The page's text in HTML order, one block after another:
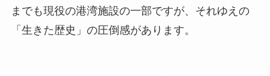
までも現役の港湾施設の一部ですが、それゆえの
「生きた歴史」の圧倒感があります。